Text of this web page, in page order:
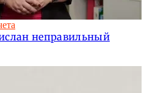
неправильный